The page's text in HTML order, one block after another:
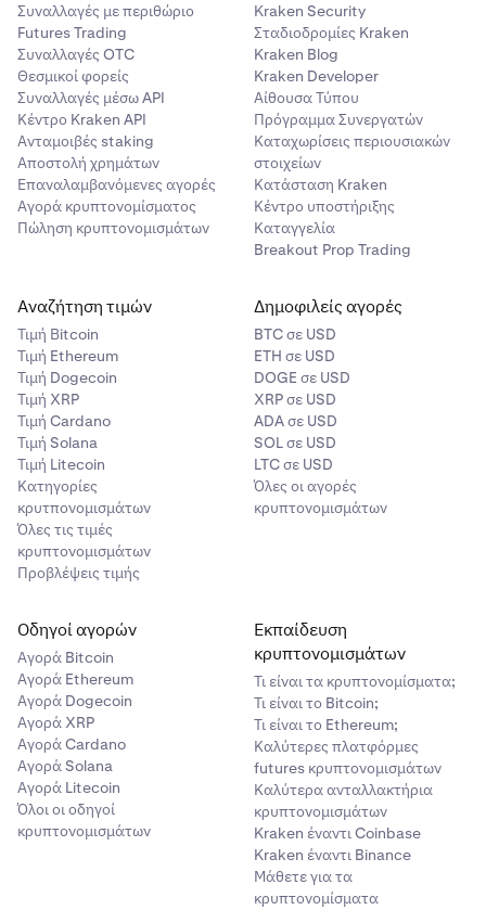
Συναλλαγές με περιθώριο
Futures Trading
Συναλλαγές OTC
Θεσμικοί φορείς
Συναλλαγές μέσω API
Κέντρο Kraken API
Ανταμοιβές staking
Αποστολή χρημάτων
Επαναλαμβανόμενες αγορές
Αγορά κρυπτονομίσματος
Πώληση κρυπτονομισμάτων
Kraken Security
Σταδιοδρομίες Kraken
Kraken Blog
Kraken Developer
Αίθουσα Τύπου
Πρόγραμμα Συνεργατών
Καταχωρίσεις περιουσιακών
στοιχείων
Κατάσταση Kraken
Κέντρο υποστήριξης
Καταγγελία
Breakout Prop Trading
Αναζήτηση τιμών
Τιμή Βitcoin
Τιμή Ethereum
Τιμή Dogecoin
Τιμή XRP
Τιμή Cardano
Τιμή Solana
Τιμή Litecoin
Κατηγορίες
κρυτπονομισμάτων
Όλες τις τιμές
κρυπτονομισμάτων
Προβλέψεις τιμής
Δημοφιλείς αγορές
BTC σε USD
ETH σε USD
DOGE σε USD
XRP σε USD
ADA σε USD
SOL σε USD
LTC σε USD
Όλες οι αγορές
κρυπτονομισμάτων
Οδηγοί αγορών
Αγορά Bitcoin
Αγορά Ethereum
Αγορά Dogecoin
Αγορά XRP
Αγορά Cardano
Αγορά Solana
Αγορά Litecoin
Όλοι οι οδηγοί
κρυπτονομισμάτων
Εκπαίδευση
κρυπτονομισμάτων
Τι είναι τα κρυπτονομίσματα;
Τι είναι το Bitcoin;
Τι είναι το Ethereum;
Καλύτερες πλατφόρμες
futures κρυπτονομισμάτων
Καλύτερα ανταλλακτήρια
κρυπτονομισμάτων
Kraken έναντι Coinbase
Kraken έναντι Binance
Μάθετε για τα
κρυπτονομίσματα